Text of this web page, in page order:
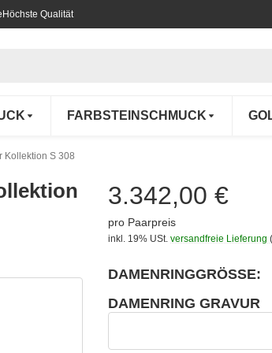
Höchste Qualität
FARBSTEINSCHMUCK
Kollektion S 308
3.342,00 €
pro Paarpreis
inkl. 19% USt. versandfreie Lieferung
DAMENRINGGRÖSSE:
DAMENRING GRAVUR